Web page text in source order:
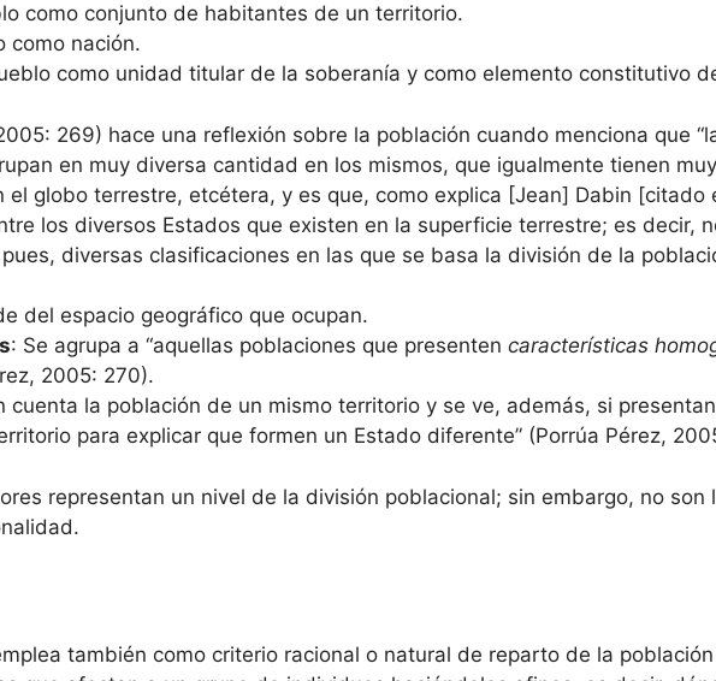
como conjunto de habitantes de un territorio.
como nación.
como unidad titular de la soberanía y como elemento constitutivo
269) hace una reflexión sobre la población cuando menciona que
en muy diversa cantidad en los mismos, que igualmente tienen
el globo terrestre, etcétera, y es que, como explica [Jean] Dabin [citado
los diversos Estados que existen en la superficie terrestre; es decir,
diversas clasificaciones en las que se basa la división de la
del espacio geográfico que ocupan.
: Se agrupa a “aquellas poblaciones que presenten características
2005: 270).
cuenta la población de un mismo territorio y se ve, además, si
para explicar que formen un Estado diferente” (Porrúa Pérez,
representan un nivel de la división poblacional; sin embargo, no son
también como criterio racional o natural de reparto de la